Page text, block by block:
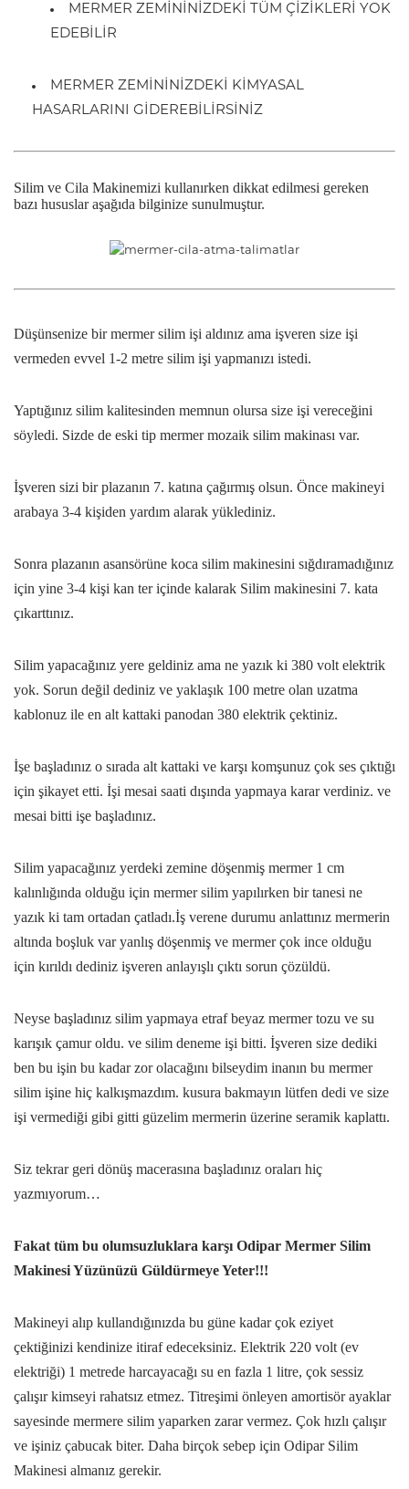
MERMER ZEMİNİNİZDEKİ TÜM ÇİZİKLERİ YOK
EDEBİLİR
MERMER ZEMİNİNİZDEKİ KİMYASAL
HASARLARINI GİDEREBİLİRSİNİZ
Silim ve Cila Makinemizi kullanırken dikkat edilmesi gereken
bazı hususlar aşağıda bilginize sunulmuştur.
Düşünsenize bir mermer silim işi aldınız ama işveren size işi
vermeden evvel 1-2 metre silim işi yapmanızı istedi.
Yaptığınız silim kalitesinden memnun olursa size işi vereceğini
söyledi. Sizde de eski tip mermer mozaik silim makinası var.
İşveren sizi bir plazanın 7. katına çağırmış olsun. Önce makineyi
arabaya 3-4 kişiden yardım alarak yüklediniz.
Sonra plazanın asansörüne koca silim makinesini sığdıramadığınız
için yine 3-4 kişi kan ter içinde kalarak Silim makinesini 7. kata
çıkarttınız.
Silim yapacağınız yere geldiniz ama ne yazık ki 380 volt elektrik
yok. Sorun değil dediniz ve yaklaşık 100 metre olan uzatma
kablonuz ile en alt kattaki panodan 380 elektrik çektiniz.
İşe başladınız o sırada alt kattaki ve karşı komşunuz çok ses çıktığı
için şikayet etti. İşi mesai saati dışında yapmaya karar verdiniz. ve
mesai bitti işe başladınız.
Silim yapacağınız yerdeki zemine döşenmiş mermer 1 cm
kalınlığında olduğu için mermer silim yapılırken bir tanesi ne
yazık ki tam ortadan çatladı.İş verene durumu anlattınız mermerin
altında boşluk var yanlış döşenmiş ve mermer çok ince olduğu
için kırıldı dediniz işveren anlayışlı çıktı sorun çözüldü.
Neyse başladınız silim yapmaya etraf beyaz mermer tozu ve su
karışık çamur oldu. ve silim deneme işi bitti. İşveren size dediki
ben bu işin bu kadar zor olacağını bilseydim inanın bu mermer
silim işine hiç kalkışmazdım. kusura bakmayın lütfen dedi ve size
işi vermediği gibi gitti güzelim mermerin üzerine seramik kaplattı.
Siz tekrar geri dönüş macerasına başladınız oraları hiç
yazmıyorum…
Fakat tüm bu olumsuzluklara karşı Odipar Mermer Silim
Makinesi Yüzünüzü Güldürmeye Yeter!!!
Makineyi alıp kullandığınızda bu güne kadar çok eziyet
çektiğinizi kendinize itiraf edeceksiniz. Elektrik 220 volt (ev
elektriği) 1 metrede harcayacağı su en fazla 1 litre, çok sessiz
çalışır kimseyi rahatsız etmez. Titreşimi önleyen amortisör ayaklar
sayesinde mermere silim yaparken zarar vermez. Çok hızlı çalışır
ve işiniz çabucak biter. Daha birçok sebep için Odipar Silim
Makinesi almanız gerekir.